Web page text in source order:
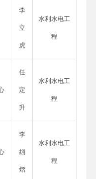
李
立
虎
水利水电工
程
任
定
升
水利水电工
程
李
翃
熠
水利水电工
程